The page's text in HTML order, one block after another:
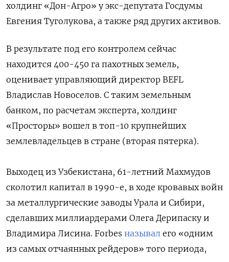
холдинг «Дон-Агро» у экс-депутата Госдумы
Евгения Туголукова, а также ряд других активов.
В результате под его контролем сейчас
находится 400-450 га пахотных земель,
оценивает управляющий директор BEFL
Владислав Новоселов. С таким земельным
банком, по расчетам эксперта, холдинг
«Просторы» вошел в топ-10 крупнейших
землевладельцев в стране (вторая пятерка).
Выходец из Узбекистана, 61-летний Махмудов
сколотил капитал в 1990-е, в ходе кровавых войн
за металлургические заводы Урала и Сибири,
сделавших миллиардерами Олега Дерипаску и
Владимира Лисина. Forbes называл его «одним
из самых отчаянных рейдеров» того периода,